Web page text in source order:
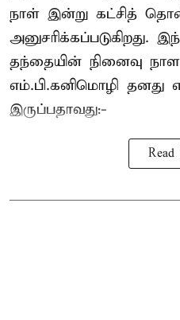
நாள் இன்று கட்சித்
அனுசரிக்கப்படுகிறது.
தந்தையின் நினைவு
எம்.பி.கனிமொழி தனது
இருப்பதாவது:-
Read